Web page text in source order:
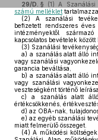
29/D. § (1) A Szanálási
számú melléklet tartalmazza.
(2) A szanálási
befizetett rendszeres
intézményektől
kapcsolatos bevételek között
(3) Szanálási
a) a szanálás alatt álló
vagy szanálási
garancia beváltása,
b) a szanálás alatt álló
vagy szanálási
veszteségként történő
c) a szanálás alatt álló
értékcsökkenés,
d) az OBA-nak,
e) az egyéb szanálási
miatt felmerülő összeget.
(4) A működési